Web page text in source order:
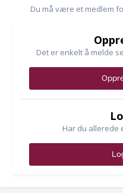
Du må være et medlem
Det er enkelt å melde
Har du allerede